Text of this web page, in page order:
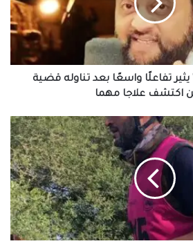
يثير تفاعلًا واسعًا بعد تناوله قضية
اكتشف علاجا مهما